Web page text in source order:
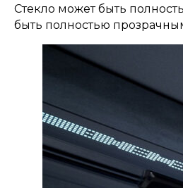
Стекло может быть
быть полностью